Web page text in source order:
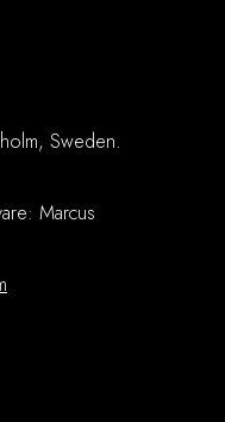
Sweden.
Marcus